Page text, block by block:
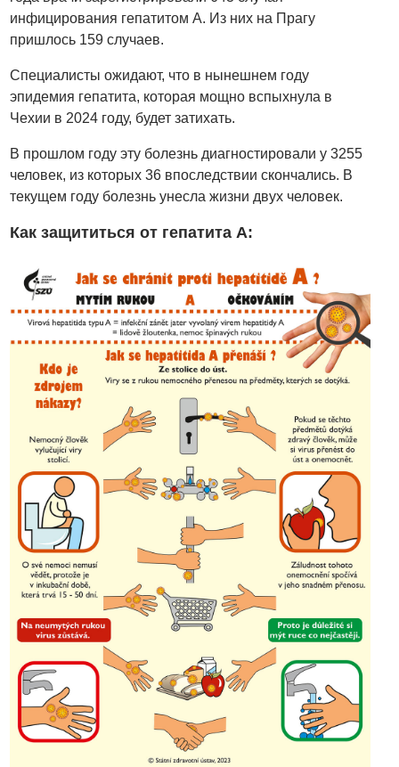
инфицирования гепатитом А. Из них на Прагу
пришлось 159 случаев.
Специалисты ожидают, что в нынешнем году
эпидемия гепатита, которая мощно вспыхнула в
Чехии в 2024 году, будет затихать.
В прошлом году эту болезнь диагностировали у 3255
человек, из которых 36 впоследствии скончались. В
текущем году болезнь унесла жизни двух человек.
Как защититься от гепатита А: